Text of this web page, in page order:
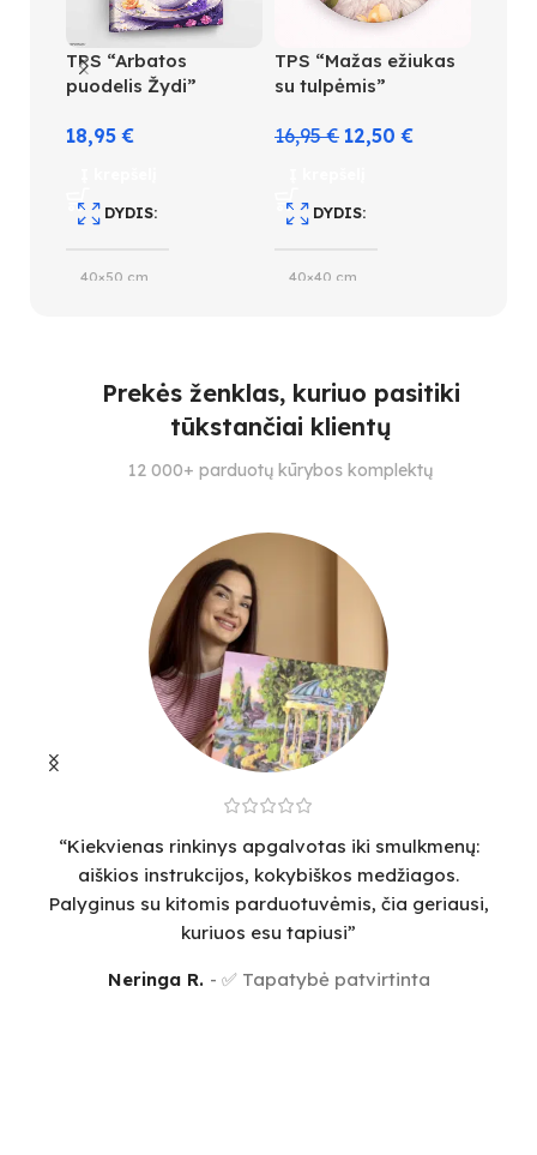
TPS “Arbatos
puodelis Žydi”
18,95€
DYDIS
40×50 cm
SUDĖTINGUMO LYGIS
TPS “Mažas ežiukas
su tulpėmis”
16,95€ 12,50€
DYDIS
40×40 cm
25
SUDĖTINGUMO LYGIS
3
Prekės ženklas, kuriuo pasitiki
tūkstančiai klientų
12 000+ parduotų kūrybos komplektų
“Kiekvienas rinkinys apgalvotas iki smulkmenų:
aiškios instrukcijos, kokybiškos medžiagos.
Palyginus su kitomis parduotuvėmis, čia geriausi,
kuriuos esu tapiusi”
Neringa R. ✅ Tapatybė patvirtinta